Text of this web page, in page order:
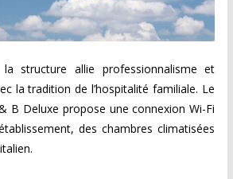
structure allie professionnalisme et
la tradition de l’hospitalité familiale. Le
B Deluxe propose une connexion Wi-Fi
des chambres climatisées